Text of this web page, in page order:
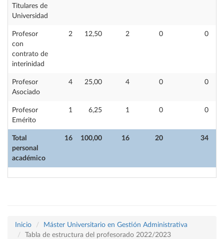
Total
personal
académico
16 100,00 16 20 34
Titulares de
Universidad
Profesor
con
contrato de
interinidad
2 12,50 2 0 0
Profesor
Asociado
4 25,00 4 0 0
Profesor
Emérito
1 6,25 1 0 0
Inicio
Máster Universitario en Gestión Administrativa
Tabla de estructura del profesorado 2022/2023